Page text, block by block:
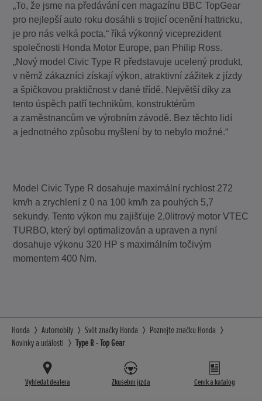
„To, že jsme na předávání cen magazínu BBC TopGear
pro nejlepší auto roku dosáhli s trojicí ocenění hattricku,
je pro nás velká pocta,“ říká výkonný viceprezident
společnosti Honda Motor Europe, pan Philip Ross.
„Nový model Civic Type R představuje ucelený produkt,
v němž zákazníci získají výkon, atraktivní zážitek z jízdy
a špičkovou praktičnost v dané třídě. Největší díky za
tento úspěch patří technikům, konstruktérům
a zaměstnancům ve výrobním závodě. Bez těchto lidí
a jednotného způsobu myšlení by to nebylo možné.“
Model Civic Type R dosahuje maximální rychlost 272
km/h a zrychlení z 0 na 100 km/h za pouhých 5,7
sekundy. Tento výkon mu zajišťuje 2,0litrový motor VTEC
TURBO, který byl optimalizován a upraven a nyní
dosahuje výkonu 320 HP s maximálním točivým
momentem 400 Nm.
Honda Automobily Svět značky Honda
Poznejte značku Honda
Novinky a události
Type R - Top Gear
Vyhledat dealera Zkušební jízda Ceník a katalog